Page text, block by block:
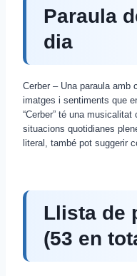
Paraula
dia
Cerber – Una paraula amb
imatges i sentiments que
“Cerber” té una
situacions quotidianes
literal, també pot suggerir
Llista de
(53 en